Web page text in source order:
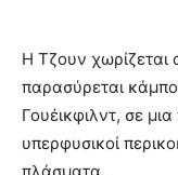
Η Τζουν χωρίζεται
παρασύρεται
Γουέικφιλντ, σε
υπερφυσικοί